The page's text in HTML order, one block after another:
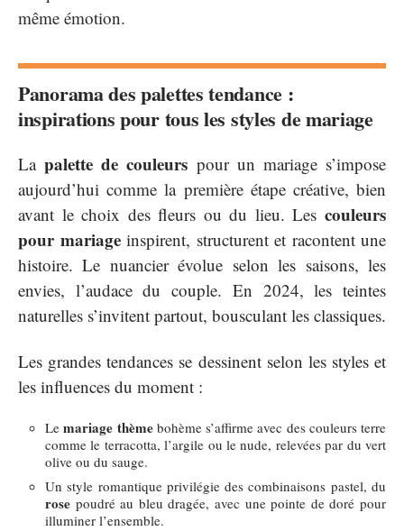
même émotion.
Panorama des palettes tendance :
inspirations pour tous les styles de mariage
Lapalette de couleurs pour un mariage s’impose
aujourd’hui comme la première étape créative, bien
avant le choix des fleurs ou du lieu. Les couleurs
pour mariageinspirent, structurent et racontent une
histoire. Le nuancier évolue selon les saisons, les
envies, l’audace du couple. En 2024, les teintes
naturelles s’invitent partout, bousculant les classiques.
Les grandes tendances se dessinent selon les styles et
les influences du moment :
Lemariage thèmebohème s’affirme avec des couleurs terre
comme le terracotta, l’argile ou le nude, relevées par du vert
olive ou du sauge.
Un style romantique privilégie des combinaisons pastel, du
rose poudré au bleu dragée, avec une pointe de doré pour
illuminer l’ensemble.